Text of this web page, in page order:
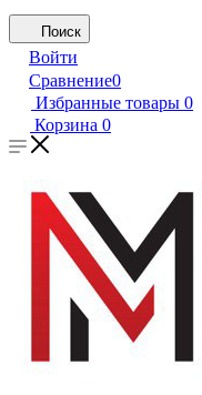
Поиск
Войти
Сравнение0
Избранные товары 0
Корзина 0